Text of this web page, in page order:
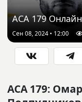
ACA 179
Сен 08, 2024 • 12:00
ACA 179: